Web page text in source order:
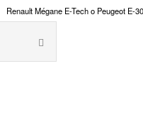
Renault Mégane E-Tech o Peugeot E-